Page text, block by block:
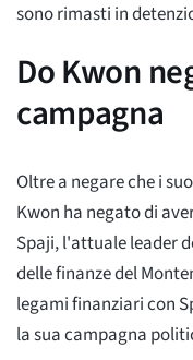
sono rimasti in
Do Kwon
campagna
Oltre a negare che i
Kwon ha negato di
Spaji, l'attuale leader
delle finanze del
legami finanziari con
la sua campagna